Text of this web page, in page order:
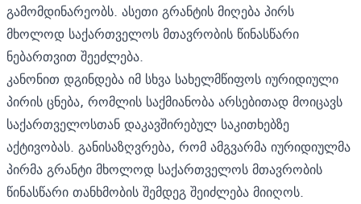
გამომდინარეობს. ასეთი გრანტის მიღება პირს
მხოლოდ საქართველოს მთავრობის წინასწარი
ნებართვით შეეძლება.
კანონით დგინდება იმ სხვა სახელმწიფოს იურიდიული
პირის ცნება, რომლის საქმიანობა არსებითად მოიცავს
საქართველოსთან დაკავშირებულ საკითხებზე
აქტივობას. განისაზღვრება, რომ ამგვარმა იურიდიულმა
პირმა გრანტი მხოლოდ საქართველოს მთავრობის
წინასწარი თანხმობის შემდეგ შეიძლება მიიღოს.